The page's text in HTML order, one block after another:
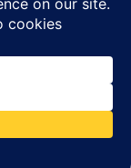
Youtube